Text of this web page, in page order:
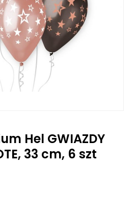
Hel GWIAZDY
33 cm, 6 szt